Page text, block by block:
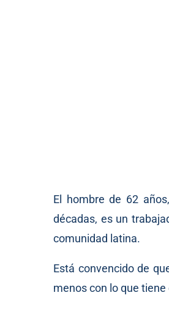
El hombre de 62
décadas, es un
comunidad latina.
Está convencido de
menos con lo que